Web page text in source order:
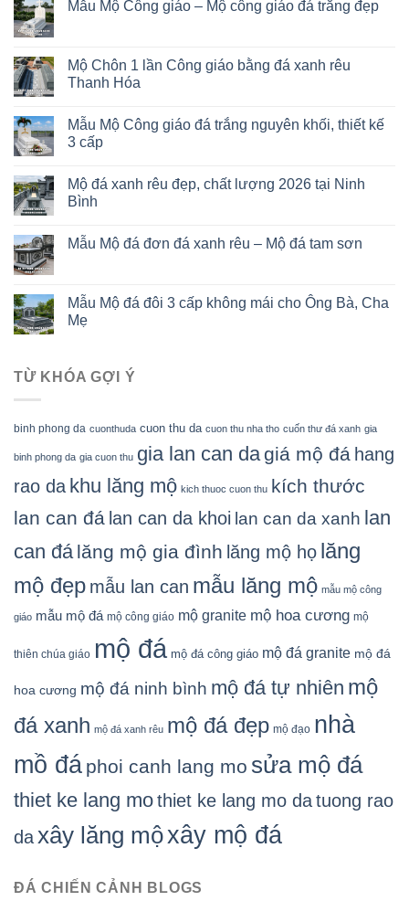
Mẫu Mộ Công giáo – Mộ công giáo đá trắng đẹp
Mộ Chôn 1 lần Công giáo bằng đá xanh rêu
Thanh Hóa
Mẫu Mộ Công giáo đá trắng nguyên khối, thiết kế
3 cấp
Mộ đá xanh rêu đẹp, chất lượng 2026 tại Ninh
Bình
Mẫu Mộ đá đơn đá xanh rêu – Mộ đá tam sơn
Mẫu Mộ đá đôi 3 cấp không mái cho Ông Bà, Cha
Mẹ
TỪ KHÓA GỢI Ý
binh phong da cuonthuda cuon thu da cuon thu nha tho cuốn thư đá xanh gia
binh phong da gia cuon thu gia lan can dagiá mộ đá hang
rao da khu lăng mộ kich thuoc cuon thu kích thước
lan can đá lan can da khoi lan can da xanh lan
can đá lăng mộ gia đình lăng mộ họ lăng
mộ đẹp mẫu lan can mẫu lăng mộ mẫu mộ công
giáo mẫu mộ đá mộ công giáo mộ granite mộ hoa cương mộ
thiên chúa giáo mộ đá mộ đá công giáo mộ đá granite mộ đá
hoa cương mộ đá ninh bình mộ đá tự nhiên mộ
đá xanh mộ đá xanh rêu mộ đá đẹp mộ đạo nhà
mồ đá phoi canh lang mo sửa mộ đá
thiet ke lang mothiet ke lang mo datuong rao
daxây lăng mộxây mộ đá
ĐÁ CHIẾN CẢNH BLOGS